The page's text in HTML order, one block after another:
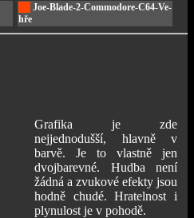
Joe-Blade-2-Commodore-C64-Ve-
hře
Grafika je zde
nejjednodušší, hlavně v
barvě. Je to vlastně jen
dvojbarevné. Hudba není
žádná a zvukové efekty jsou
hodně chudé. Hratelnost i
plynulost je v pohodě.